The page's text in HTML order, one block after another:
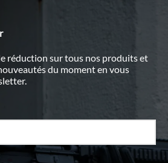
réduction sur tous nos produits et
du moment en vous